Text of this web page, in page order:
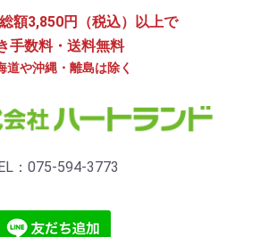
額3,850円（税込）以上で
手数料・送料無料
道や沖縄・離島は除く
：075-594-3773